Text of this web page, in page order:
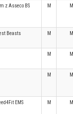
z Asseco BS M
Beasts M
M
M
EMS M